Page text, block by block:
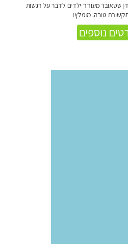
שטאובר מעודד ילדים לדבר על רגשות
טובה. מומלץ!
נוספים